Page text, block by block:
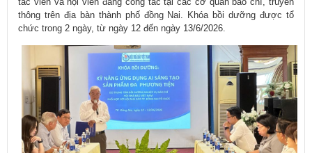
thông trên địa bàn thành phố đồng Nai. Khóa bồi dưỡng được tổ
chức trong 2 ngày, từ ngày 12 đến ngày 13/6/2026.